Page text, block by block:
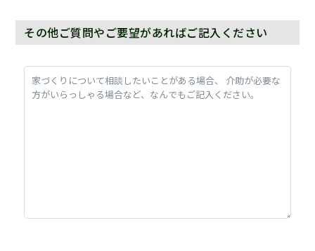
その他ご質問やご要望があればご記入ください